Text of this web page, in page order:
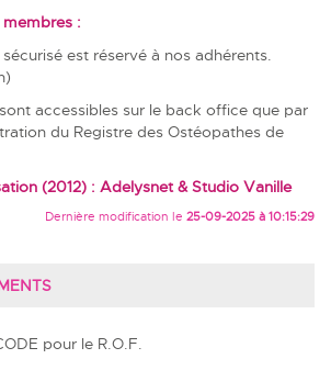
:
est réservé à nos adhérents.
accessibles sur le back office que par
du Registre des Ostéopathes de
(2012) : Adelysnet&Studio Vanille
Dernière modification le 25-09-2025 à 10:15:29
pour le R.O.F.